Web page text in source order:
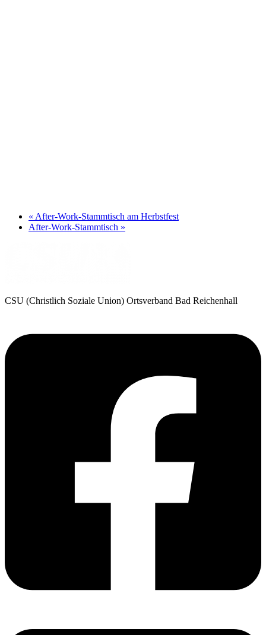
« After-Work-Stammtisch am Herbstfest
After-Work-Stammtisch »
CSU (Christlich Soziale Union) Ortsverband Bad Reichenhall